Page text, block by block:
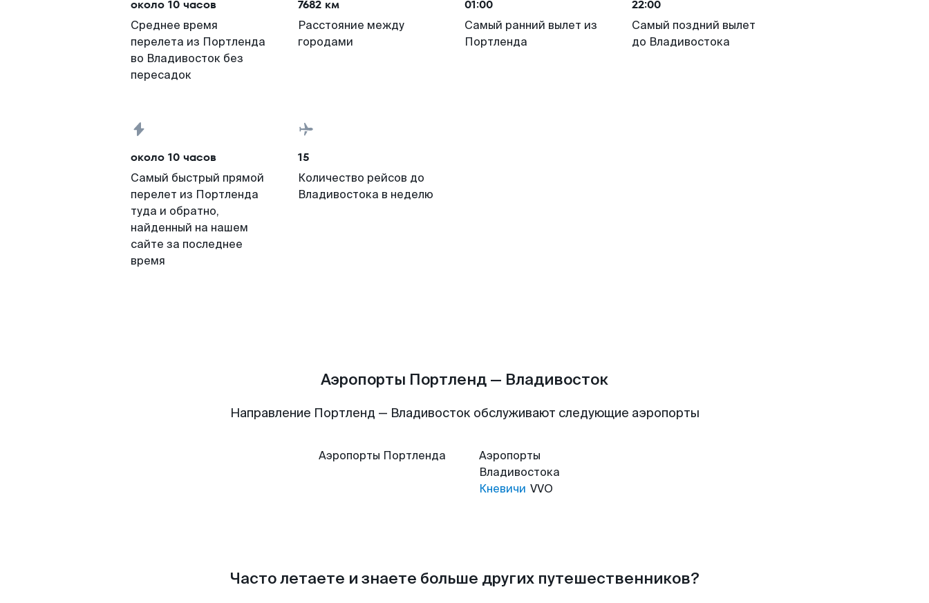
около 10 часов
Среднее время
перелета из Портленда
во Владивосток без
пересадок
7682 км
Расстояние между
городами
01:00
Самый ранний вылет из
Портленда
22:00
Самый поздний вылет
до Владивостока
около 10 часов
Самый быстрый прямой
перелет из Портленда
туда и обратно,
найденный на нашем
сайте за последнее
время
15
Количество рейсов до
Владивостока в неделю
Аэропорты Портленд — Владивосток
Направление Портленд — Владивосток обслуживают следующие аэропорты
Аэропорты Портленда
Аэропорты
Владивостока
Кневичи VVO
Часто летаете и знаете больше других путешественников?